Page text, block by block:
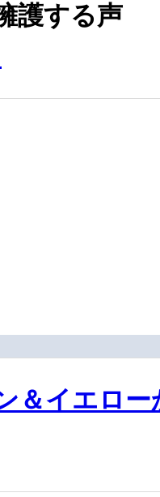
護する声
＆イエロー